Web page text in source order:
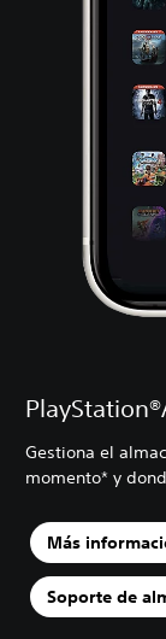
Gestiona el
momento* y
Más
Soporte de